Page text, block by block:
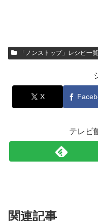
「ノンストップ」レシピ一覧
X
テレビ
関連記事